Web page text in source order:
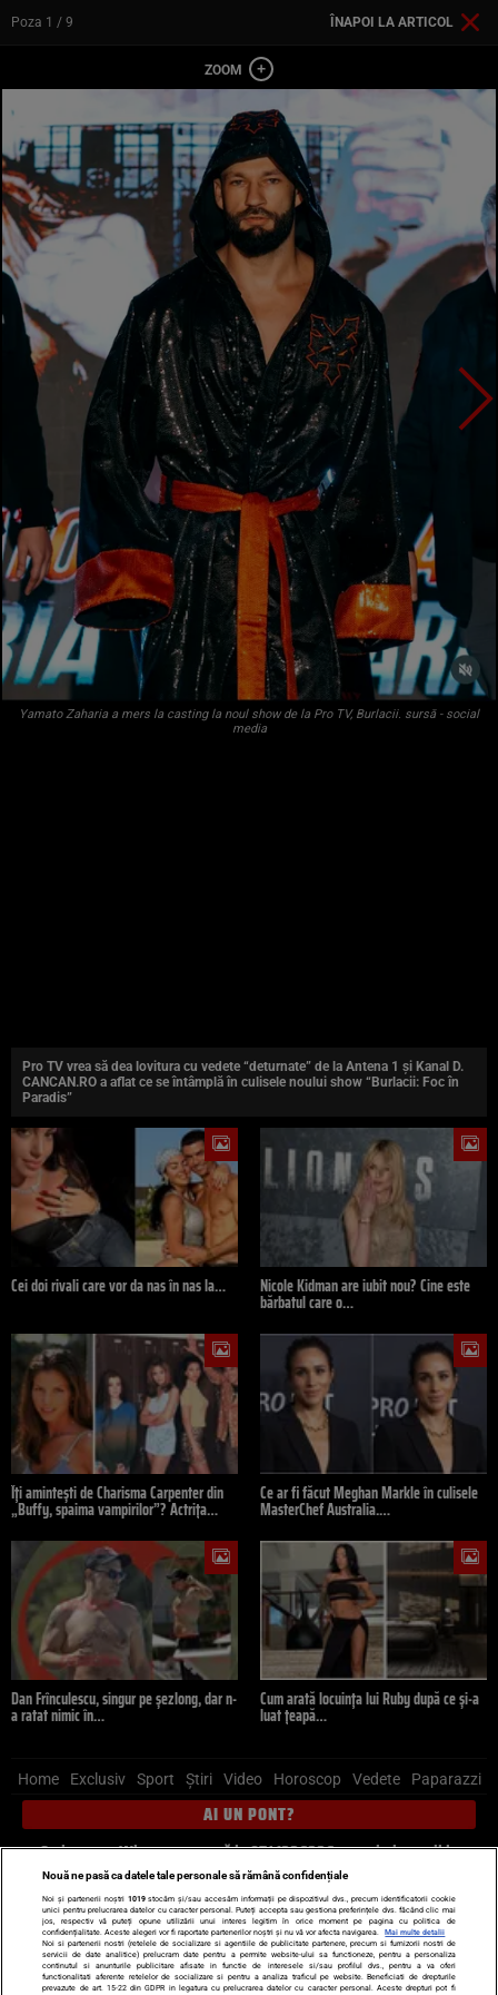
Poza 1 / 9 ÎNAPOI LA ARTICOL
Yamato Zaharia a mers la casting la noul show de la Pro TV, Burlacii. sursă - social
media
Pro TV vrea să dea lovitura cu vedete “deturnate” de la Antena 1 și Kanal D.
CANCAN.RO a aflat ce se întâmplă în culisele noului show “Burlacii: Foc în
Paradis”
Cei doi rivali care vor da nas în nas la… Nicole Kidman are iubit nou? Cine este
bărbatul care o…
Îți amintești de Charisma Carpenter din
„Buffy, spaima vampirilor”? Actrița…
Ce ar fi făcut Meghan Markle în culisele
MasterChef Australia.…
Dan Frînculescu, singur pe șezlong, dar n-
a ratat nimic în…
Cum arată locuința lui Ruby după ce și-a
luat țeapă…
Home Exclusiv Sport Știri Video Horoscop Vedete Paparazzi
AI UN PONT?
Scrie-ne pe Whatsapp, sună la 0741226226 sau trimite mail la
pont@cancan.ro
Știri interne Știri externe
Politică
Ultimele stiri
Diete Insula Iubirii Dictionar de vise
LIFE STYLE
Horoscop
Nouă ne pasă ca datele tale personale să rămână confidențiale
Noi și partenerii noștri 1019stocăm și/sau accesăm informații pe dispozitivul dvs., precum identificatorii cookie
unici pentru prelucrarea datelor cu caracter personal. Puteți accepta sau gestiona preferințele dvs. făcând clic mai
jos, respectiv vă puteți opune utilizării unui interes legitim în orice moment pe pagina cu politica de
confidențialitate. Aceste alegeri vor fi raportate partenerilor noștri și nu vă vor afecta navigarea.
Mai multe detalii
Noi si partenerii nostri (retelele de socializare si agentiile de publicitate partenere, precum si furnizorii nostri de
servicii de date analitice) prelucram date pentru a permite website-ului sa functioneze, pentru a personaliza
continutul si anunturile publicitare afisate in functie de interesele si/sau profilul dvs., pentru a va oferi
functionalitati aferente retelelor de socializare si pentru a analiza traficul pe website. Beneficiati de drepturile
prevazute de art. 15-22 din GDPR in legatura cu prelucrarea datelor cu caracter personal. Aceste drepturi pot fi